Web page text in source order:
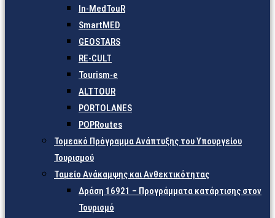
In-MedTouR
SmartMED
GEOSTARS
RE-CULT
Tourism-e
ALTTOUR
PORTOLANES
POPRoutes
Τομεακό Πρόγραμμα Ανάπτυξης του Υπουργείου
Τουρισμού
Ταμείο Ανάκαμψης και Ανθεκτικότητας
Δράση 16921 – Προγράμματα κατάρτισης στον
Τουρισμό